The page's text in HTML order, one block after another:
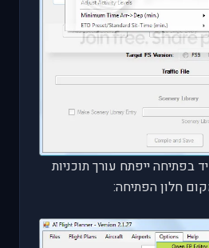
בפתיחה ייפתח עורך תוכניות
חלון הפתיחה: